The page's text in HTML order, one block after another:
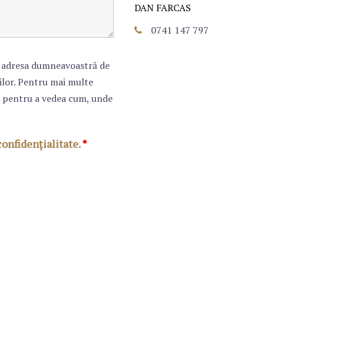
dumneavoastră de
Pentru mai multe
pentru a vedea cum, unde
*
DAN FARCAS
0741 147 797